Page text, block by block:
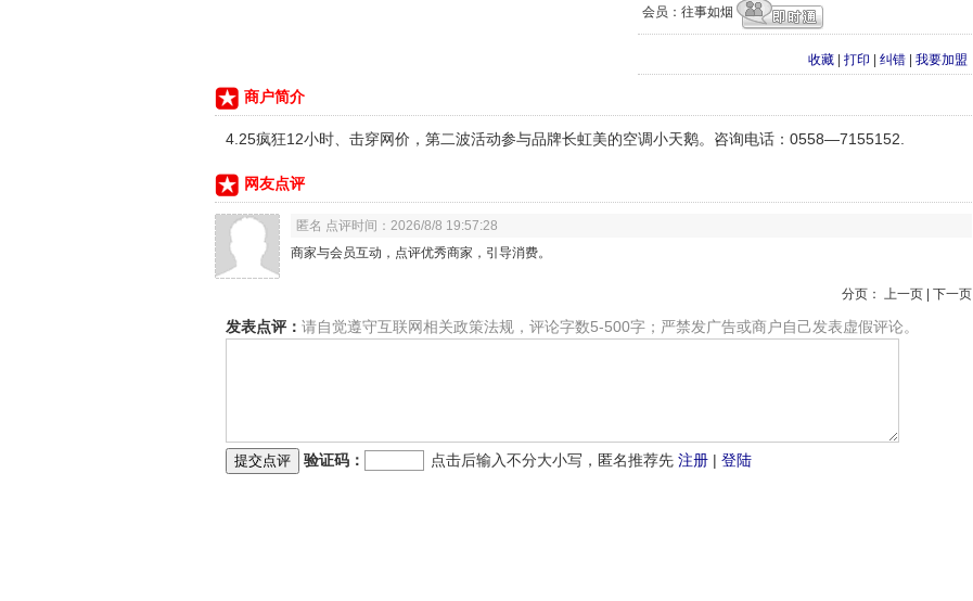
会员：往事如烟
收藏 打印 纠错 我要加盟
商户简介
4.25疯狂12小时、击穿网价，第二波活动参与品牌长虹美的空调小天鹅。咨询电话：0558—7155152.
网友点评
匿名 点评时间：2026/8/8 19:57:28
商家与会员互动，点评优秀商家，引导消费。
分页： 上一页 | 下一页
发表点评： 请自觉遵守互联网相关政策法规，评论字数5-500字；严禁发广告或商户自己发表虚假评论。
验证码： 点击后输入不分大小写，匿名推荐先 注册 | 登陆